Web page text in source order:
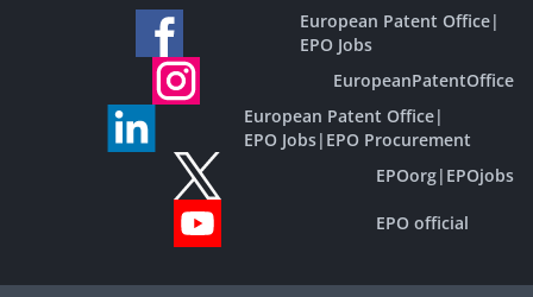
European Patent Office|
EPO Jobs
EuropeanPatentOffice
European Patent Office|
EPO Jobs| EPO Procurement
EPOorg| EPOjobs
EPO official